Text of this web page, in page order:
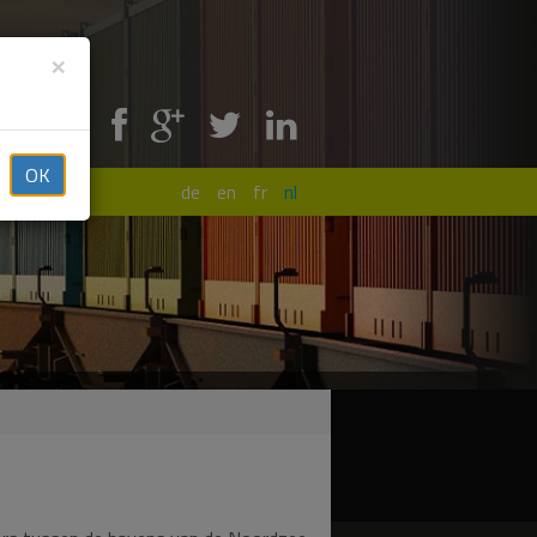
Share !
de en fr nl
×
OK